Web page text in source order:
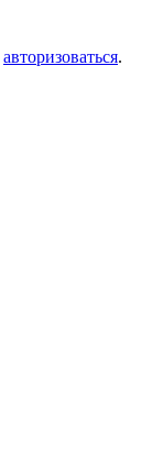
авторизоваться.